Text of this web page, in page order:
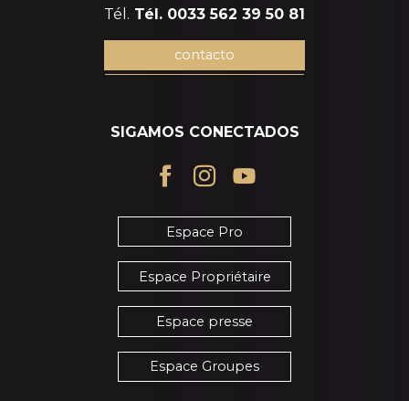
Tél. Tél. 0033 562 39 50 81
contacto
SIGAMOS CONECTADOS
Espace Pro
Espace Propriétaire
Espace presse
Espace Groupes